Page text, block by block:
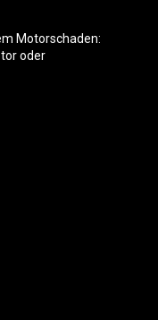
Motorschaden:
oder